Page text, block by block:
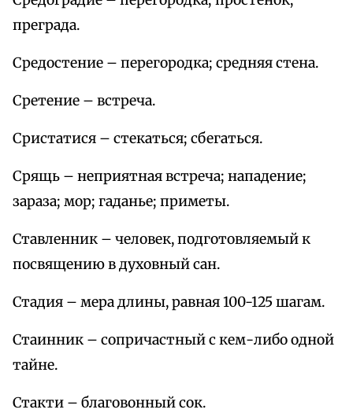
преграда.
Средостение – перегородка; средняя стена.
Сретение – встреча.
Сристатися – стекаться; сбегаться.
Срящь – неприятная встреча; нападение;
зараза; мор; гаданье; приметы.
Ставленник – человек, подготовляемый к
посвящению в духовный сан.
Стадия – мера длины, равная 100-125 шагам.
Стаинник – сопричастный с кем-либо одной
тайне.
Стакти – благовонный сок.